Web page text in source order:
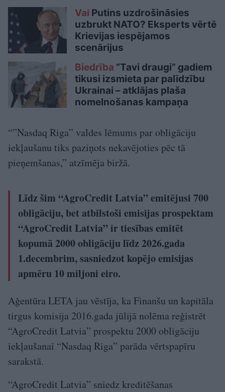
Vai Putins uzdrošināsies
uzbrukt NATO? Eksperts vērtē
Krievijas iespējamos
scenārijus
Biedrība “Tavi draugi” gadiem
tikusi izsmieta par palīdzību
Ukrainai – atklājas plaša
nomelnošanas kampaņa
“”Nasdaq Riga” valdes lēmums par obligāciju
iekļaušanu tiks paziņots nekavējoties pēc tā
pieņemšanas,” atzīmēja biržā.
Līdz šim “AgroCredit Latvia” emitējusi 700
obligāciju, bet atbilstoši emisijas prospektam
“AgroCredit Latvia” ir tiesības emitēt
kopumā 2000 obligāciju līdz 2026.gada
1.decembrim, sasniedzot kopējo emisijas
apmēru 10 miljoni eiro.
Aģentūra LETA jau vēstīja, ka Finanšu un kapitāla
tirgus komisija 2016.gada jūlijā nolēma reģistrēt
“AgroCredit Latvia” prospektu 2000 obligāciju
iekļaušanai “Nasdaq Riga” parāda vērtspapīru
sarakstā.
“AgroCredit Latvia” sniedz kreditēšanas